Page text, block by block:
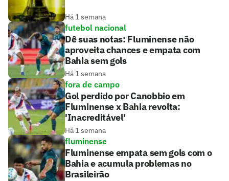
Há 1 semana
futebol nacional
Dê suas notas: Fluminense não
aproveita chances e empata com
Bahia sem gols
Há 1 semana
fora de campo
Gol perdido por Canobbio em
Fluminense x Bahia revolta:
'Inacreditável'
Há 1 semana
fluminense
Fluminense empata sem gols com o
Bahia e acumula problemas no
Brasileirão